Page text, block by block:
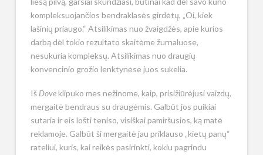
kompleksuojančios bendraklasės girdėtų, „Oi, kiek
lašinių priaugo.“ Atsilikimas nuo žvaigdžės, apie kurios
darbą dėl tokio rezultato skaitėme žurnaluose,
nesukuria kompleksų. Atsilikimas nuo draugių
konvencinio grožio lenktynėse juos sukelia.
Iš Doveklipuko mes nežinome, kaip, prisižiūrėjusi vaizdų,
mergaitė bendraus su draugėmis. Galbūt jos puikiai
sutaria ir eis lošti teniso, visiškai pamiršusios, ką matė
reklamoje. Galbūt ši mergaitė jau priklauso „kietų panų“
rateliui, kuris, kai reikės pasirinkti, kokiu pagrindu